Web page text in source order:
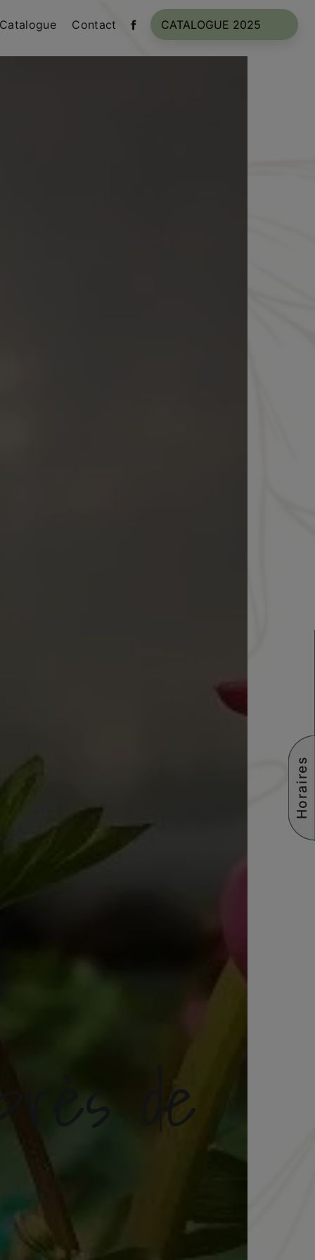
Horaires
Contact CATALOGUE 2025
de